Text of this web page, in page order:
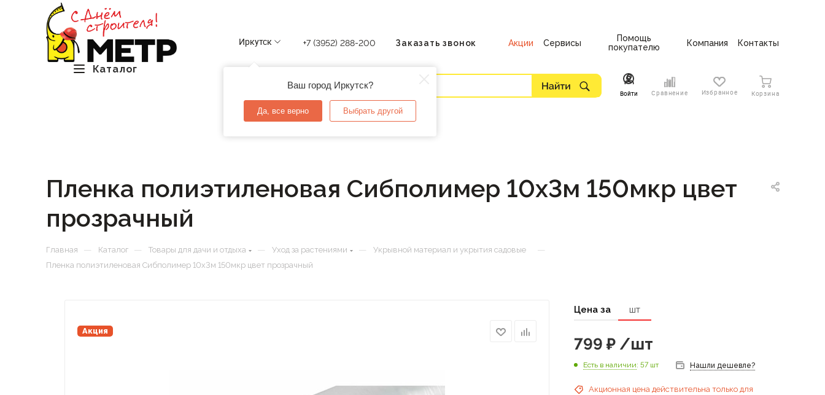
Каталог
Иркутск
Ваш город Иркутск?
Да, все верно Выбрать другой
+7 (3952) 288-200 Заказать звонок Акции Сервисы
Помощь
покупателю
Компания Контакты
Войти Сравнение Избранное Корзина
Пленка полиэтиленовая Сибполимер 10х3м 150мкр цвет
прозрачный
Главная — Каталог — Товары для дачи и отдыха — Уход за растениями — Укрывной материал и укрытия садовые —
Пленка полиэтиленовая Сибполимер 10х3м 150мкр цвет прозрачный
Акция
Цена за шт
799 ₽/шт
Есть в наличии: 57 шт Нашли дешевле?
Акционная цена действительна только для